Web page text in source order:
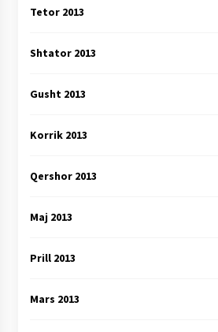
Tetor 2013
Shtator 2013
Gusht 2013
Korrik 2013
Qershor 2013
Maj 2013
Prill 2013
Mars 2013